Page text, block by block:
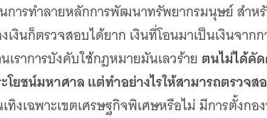
การทำลายหลักการพัฒนาทรัพยากรมนุษย์ สำห
เงินก็ตรวจสอบได้ยาก เงินที่โอนมาเป็นเงินจ
เราการบังคับใช้กฎหมายมันเลวร้าย ตนไม่ได้คั
โยชน์มหาศาล แต่ทำอย่างไรให้สามารถตรวจส
ทิงเฉพาะเขตเศรษฐกิจพิเศษหรือไม่ มีการตั้ง